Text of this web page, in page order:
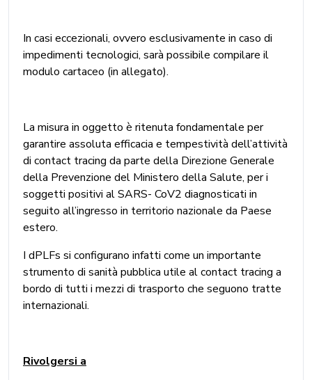
In casi eccezionali, ovvero esclusivamente in caso di
impedimenti tecnologici, sarà possibile compilare il
modulo cartaceo (in allegato).
La misura in oggetto è ritenuta fondamentale per
garantire assoluta efficacia e tempestività dell’attività
di contact tracing da parte della Direzione Generale
della Prevenzione del Ministero della Salute, per i
soggetti positivi al SARS- CoV2 diagnosticati in
seguito all’ingresso in territorio nazionale da Paese
estero.
I dPLFs si configurano infatti come un importante
strumento di sanità pubblica utile al contact tracing a
bordo di tutti i mezzi di trasporto che seguono tratte
internazionali.
Rivolgersi a